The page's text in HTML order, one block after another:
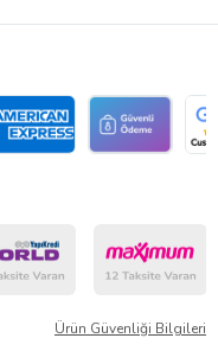
Ürün Güvenliği Bilgileri